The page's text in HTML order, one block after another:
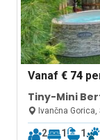
Vanaf€ 74
Tiny-Mini
Ivančna
2 1 1